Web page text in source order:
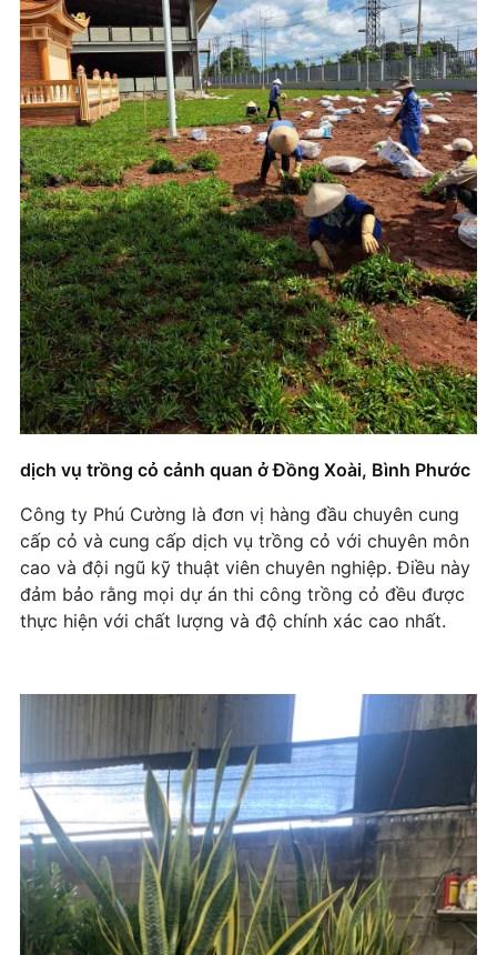
dịch vụ trồng cỏ cảnh quan ở Đồng Xoài, Bình Phước
Công ty Phú Cường là đơn vị hàng đầu chuyên cung
cấp cỏ và cung cấp dịch vụ trồng cỏ với chuyên môn
cao và đội ngũ kỹ thuật viên chuyên nghiệp. Điều này
đảm bảo rằng mọi dự án thi công trồng cỏ đều được
thực hiện với chất lượng và độ chính xác cao nhất.